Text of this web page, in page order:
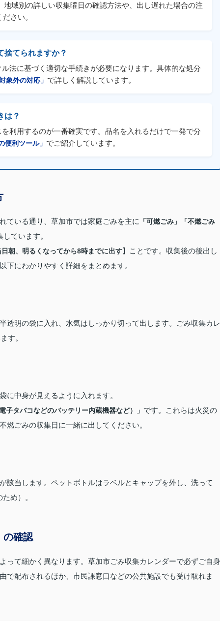
地域別の詳しい収集曜日の確認方法や、出し遅れた場合の注
さい。
捨てられますか？
法に基づく適切な手続きが必要になります。具体的な処分
象外の対応」 で詳しく解説しています。
は？
利用するのが一番確実です。品名を入れるだけで一発で分
便利ツール」 でご紹介しています。
ている通り、草加市では家庭ごみを主に 「可燃ごみ」「不燃ごみ
ています。
朝、明るくなってから8時までに出す】
ことです。収集後の後出し
下にわかりやすく詳細をまとめます。
透明の袋に入れ、水気はしっかり切って出します。ごみ収集カレ
す。
に中身が見えるように入れます。
子タバコなどのバッテリー内蔵機器など）」 です。これらは火災の
ごみの収集日に一緒に出してください。
該当します。ペットボトルはラベルとキャップを外し、洗って
め）。
の確認
って細かく異なります。草加市ごみ収集カレンダーで必ずご自身
で配布されるほか、市民課窓口などの公共施設でも受け取れま